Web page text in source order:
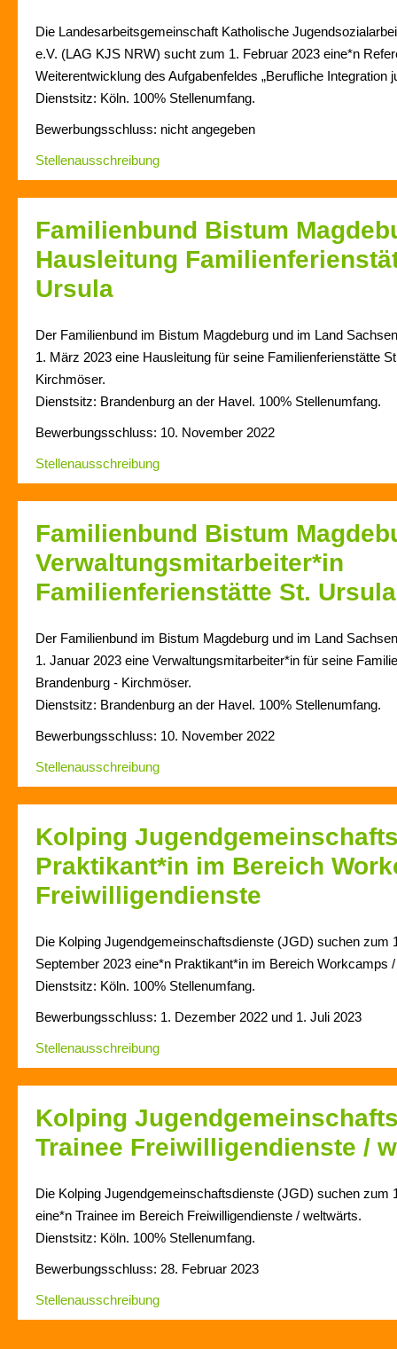
Die Landesarbeitsgemeinschaft Katholische
e.V. (LAG KJS NRW) sucht zum 1. Februar 2023 eine*n
Weiterentwicklung des Aufgabenfeldes „Berufliche Integration
Dienstsitz: Köln. 100% Stellenumfang.
Bewerbungsschluss: nicht angegeben
Stellenausschreibung
Familienbund Bistum
Hausleitung
Ursula
Der Familienbund im Bistum Magdeburg und im Land
1. März 2023 eine Hausleitung für seine Familienferienstätte
Kirchmöser.
Dienstsitz: Brandenburg an der Havel. 100% Stellenumfang.
Bewerbungsschluss: 10. November 2022
Stellenausschreibung
Familienbund Bistum
Verwaltungsmitarbeiter*in
Familienferienstätte St. Ursula
Der Familienbund im Bistum Magdeburg und im Land
1. Januar 2023 eine Verwaltungsmitarbeiter*in für seine
Brandenburg - Kirchmöser.
Dienstsitz: Brandenburg an der Havel. 100% Stellenumfang.
Bewerbungsschluss: 10. November 2022
Stellenausschreibung
Kolping
Praktikant*in im Bereich
Freiwilligendienste
Die Kolping Jugendgemeinschaftsdienste (JGD) suchen zum
September 2023 eine*n Praktikant*in im Bereich Workcamps
Dienstsitz: Köln. 100% Stellenumfang.
Bewerbungsschluss: 1. Dezember 2022 und 1. Juli 2023
Stellenausschreibung
Kolping
Trainee Freiwilligendienste /
Die Kolping Jugendgemeinschaftsdienste (JGD) suchen zum
eine*n Trainee im Bereich Freiwilligendienste / weltwärts.
Dienstsitz: Köln. 100% Stellenumfang.
Bewerbungsschluss: 28. Februar 2023
Stellenausschreibung